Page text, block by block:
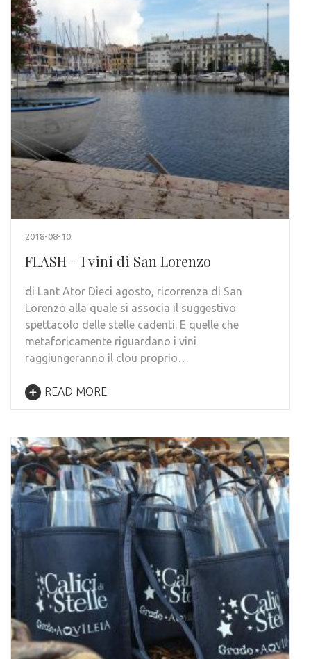
2018-08-10
FLASH – I vini di San Lorenzo
di Lant Ator Dieci agosto, ricorrenza di San
Lorenzo alla quale si associa il suggestivo
spettacolo delle stelle cadenti. E quelle che
metaforicamente riguardano i vini
raggiungeranno il clou proprio…
READ MORE